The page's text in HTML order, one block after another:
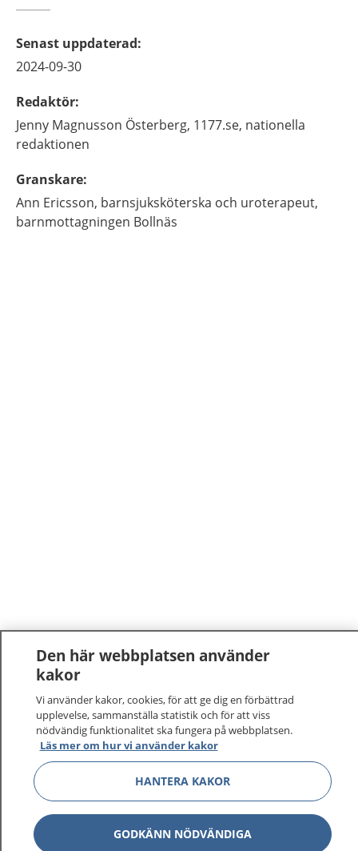
Senast uppdaterad:
2024-09-30
Redaktör:
Jenny Magnusson Österberg, 1177.se, nationella
redaktionen
Granskare:
Ann Ericsson, barnsjuksköterska och uroterapeut,
barnmottagningen Bollnäs
1177 –tryggt om din hälsa och vård
På 1177.se får du råd om hälsa och information om
sjukdomar och vilka mottagningar du kan kontakta.
Logga in för att läsa din journal och göra dina
vårdärenden. Ring telefonnummer 1177 för
sjukvårdsrådgivning dygnet runt.
1177 ger dig råd när du vill må bättre.
Den här webbplatsen använder
kakor
Vi använder kakor, cookies, för att ge dig en förbättrad
upplevelse, sammanställa statistik och för att viss
nödvändig funktionalitet ska fungera på webbplatsen.
Läs mer om hur vi använder kakor
HANTERA KAKOR
GODKÄNN NÖDVÄNDIGA